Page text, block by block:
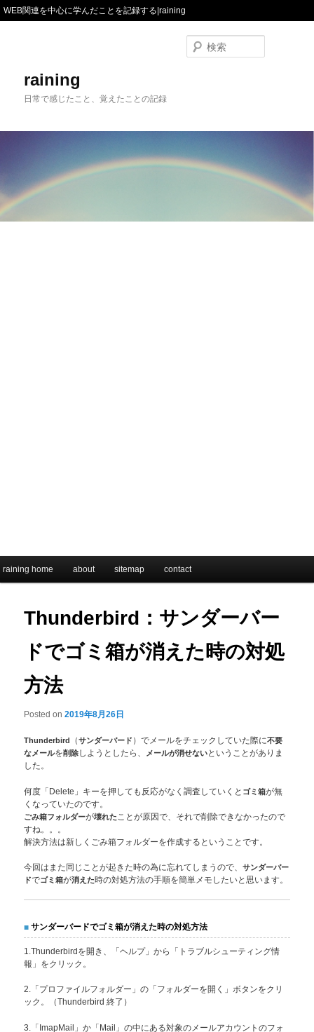
WEB関連を中心に学んだことを記録する|raining
raining
日常で感じたこと、覚えたことの記録
メインコンテンツへ移動
サブコンテンツへ移動
raining home about sitemap contact
Thunderbird：サンダーバー
ドでゴミ箱が消えた時の対処
方法
Posted on2019年8月26日
Thunderbird （サンダーバード ）でメールをチェックしていた際に不要
なメールを削除しようとしたら、 メールが消せないということがありま
した。
何度「Delete」キーを押しても反応がなく調査していくと ゴミ箱が無
くなっていたのです。
ごみ箱フォルダーが壊れた ことが原因で、それで削除できなかったので
すね。。。
解決方法は新しくごみ箱フォルダーを作成するということです。
今回はまた同じことが起きた時の為に忘れてしまうので、サンダーバー
ドでゴミ箱が消えた時の対処方法の手順を簡単メモしたいと思います。
サンダーバードでゴミ箱が消えた時の対処方法
1.Thunderbirdを開き、「ヘルプ」から「トラブルシューティング情
報」をクリック。
2.「プロファイルフォルダー」の「フォルダーを開く」ボタンをクリ
ック。（Thunderbird 終了）
3.「ImapMail」か「Mail」の中にある対象のメールアカウントのフォ